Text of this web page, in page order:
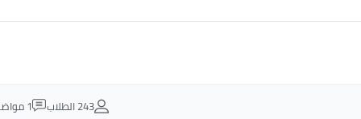
243 الطلاب 1 مواضيع